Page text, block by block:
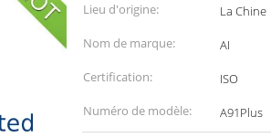
Lieu d'origine:
La Chine
Nom de marque:
AI
Certification:
ISO
Numéro de modèle:
A91Plus